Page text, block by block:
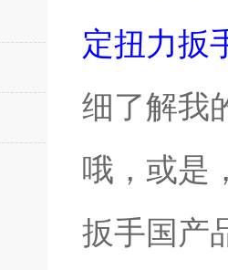
定扭力扳
细了解我
哦，或是
扳手国产